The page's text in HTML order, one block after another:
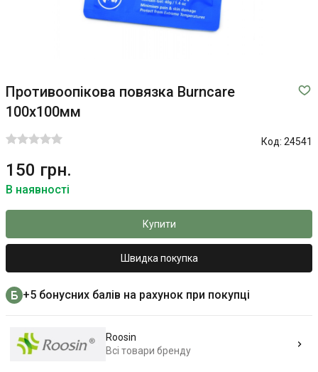
Противоопікова повязка Burncare
100x100мм
Код: 24541
150 грн.
В наявності
Купити
Швидка покупка
+5 бонусних балів на рахунок при покупці
Roosin
Всі товари бренду